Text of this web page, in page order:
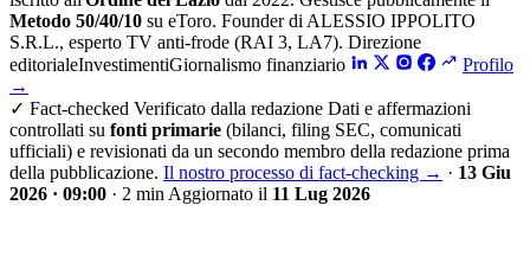
Metodo 50/40/10 su eToro. Founder di ALESSIO IPPOLITO
S.R.L., esperto TV anti-frode (RAI 3, LA7). Direzione
editorialeInvestimentiGiornalismo finanziario
Profilo
→
✓ Fact-checked Verificato dalla redazione Dati e affermazioni
controllati su fonti primarie (bilanci, filing SEC, comunicati
ufficiali) e revisionati da un secondo membro della redazione prima
della pubblicazione. Il nostro processo di fact-checking → · 13 Giu
2026 · 09:00 · 2 min Aggiornato il 11 Lug 2026